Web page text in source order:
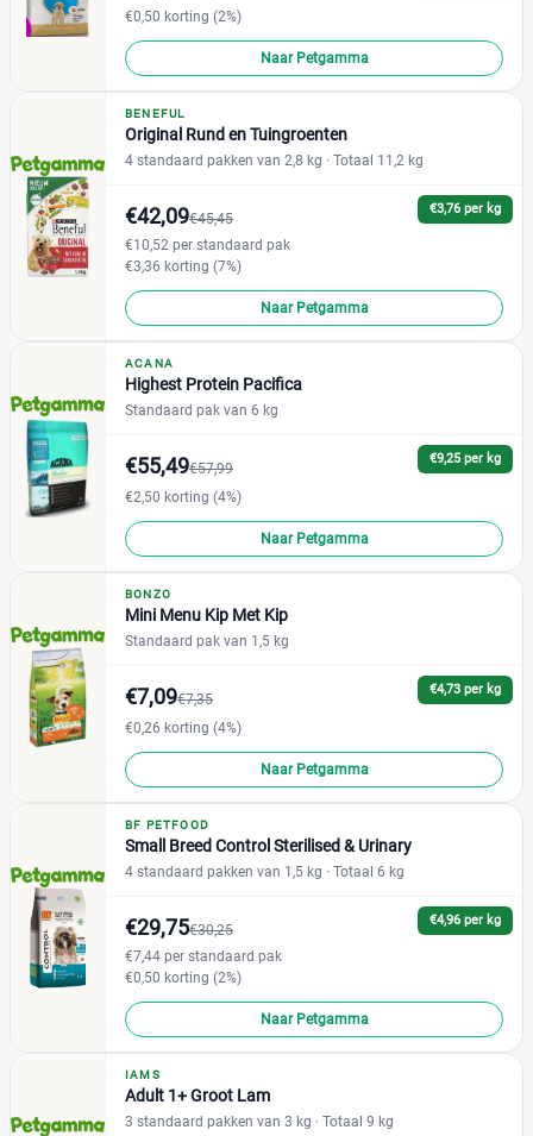
€0,50 korting (2%)
Naar Petgamma
BENEFUL
Original Rund en Tuingroenten
4 standaard pakken van 2,8 kg · Totaal 11,2 kg
€3,76 per kg
€42,09€45,45
€10,52 per standaard pak
€3,36 korting (7%)
Naar Petgamma
ACANA
Highest Protein Pacifica
Standaard pak van 6 kg
€9,25 per kg
€55,49€57,99
€2,50 korting (4%)
Naar Petgamma
BONZO
Mini Menu Kip Met Kip
Standaard pak van 1,5 kg
€4,73 per kg
€7,09€7,35
€0,26 korting (4%)
Naar Petgamma
BF PETFOOD
Small Breed Control Sterilised & Urinary
4 standaard pakken van 1,5 kg · Totaal 6 kg
€4,96 per kg
€29,75€30,25
€7,44 per standaard pak
€0,50 korting (2%)
Naar Petgamma
IAMS
Adult 1+ Groot Lam
3 standaard pakken van 3 kg · Totaal 9 kg